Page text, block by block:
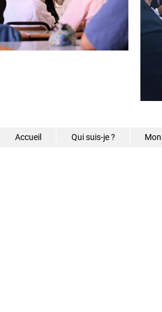
Accueil Qui suis-je ?